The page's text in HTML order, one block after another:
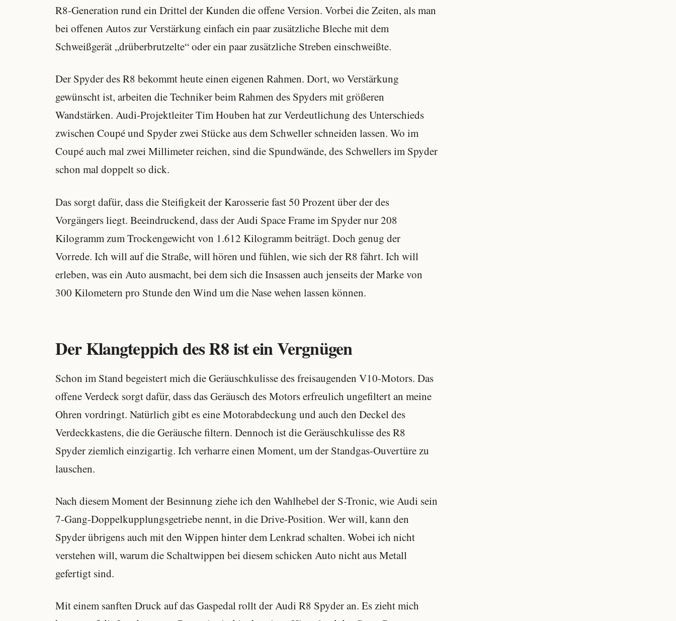
R8-Generation rund ein Drittel der Kunden die offene Version. Vorbei die Zeiten, als man
bei offenen Autos zur Verstärkung einfach ein paar zusätzliche Bleche mit dem
Schweißgerät „drüberbrutzelte“ oder ein paar zusätzliche Streben einschweißte.
Der Spyder des R8 bekommt heute einen eigenen Rahmen. Dort, wo Verstärkung
gewünscht ist, arbeiten die Techniker beim Rahmen des Spyders mit größeren
Wandstärken. Audi-Projektleiter Tim Houben hat zur Verdeutlichung des Unterschieds
zwischen Coupé und Spyder zwei Stücke aus dem Schweller schneiden lassen. Wo im
Coupé auch mal zwei Millimeter reichen, sind die Spundwände, des Schwellers im Spyder
schon mal doppelt so dick.
Das sorgt dafür, dass die Steifigkeit der Karosserie fast 50 Prozent über der des
Vorgängers liegt. Beeindruckend, dass der Audi Space Frame im Spyder nur 208
Kilogramm zum Trockengewicht von 1.612 Kilogramm beiträgt. Doch genug der
Vorrede. Ich will auf die Straße, will hören und fühlen, wie sich der R8 fährt. Ich will
erleben, was ein Auto ausmacht, bei dem sich die Insassen auch jenseits der Marke von
300 Kilometern pro Stunde den Wind um die Nase wehen lassen können.
Der Klangteppich des R8 ist ein Vergnügen
Schon im Stand begeistert mich die Geräuschkulisse des freisaugenden V10-Motors. Das
offene Verdeck sorgt dafür, dass das Geräusch des Motors erfreulich ungefiltert an meine
Ohren vordringt. Natürlich gibt es eine Motorabdeckung und auch den Deckel des
Verdeckkastens, die die Geräusche filtern. Dennoch ist die Geräuschkulisse des R8
Spyder ziemlich einzigartig. Ich verharre einen Moment, um der Standgas-Ouvertüre zu
lauschen.
Nach diesem Moment der Besinnung ziehe ich den Wahlhebel der S-Tronic, wie Audi sein
7-Gang-Doppelkupplungsgetriebe nennt, in die Drive-Position. Wer will, kann den
Spyder übrigens auch mit den Wippen hinter dem Lenkrad schalten. Wobei ich nicht
verstehen will, warum die Schaltwippen bei diesem schicken Auto nicht aus Metall
gefertigt sind.
Mit einem sanften Druck auf das Gaspedal rollt der Audi R8 Spyder an. Es zieht mich